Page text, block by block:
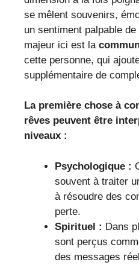
se mêlent souvenirs,
un sentiment palpable de
majeur ici est la
cette personne, qui
supplémentaire de
La première chose à
rêves peuvent être
niveaux :
Psychologique :
souvent à traiter
à résoudre des
perte.
Spirituel : Dans
sont perçus
des messages